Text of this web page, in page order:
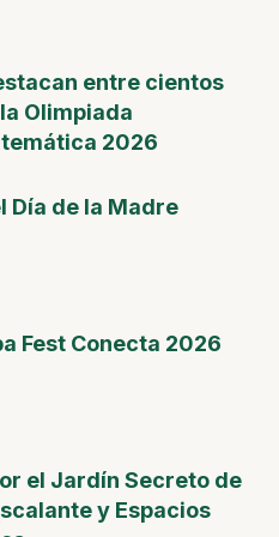
entre cientos
Olimpiada
2026
Día de la Madre
Fest Conecta 2026
el Jardín Secreto de
y Espacios